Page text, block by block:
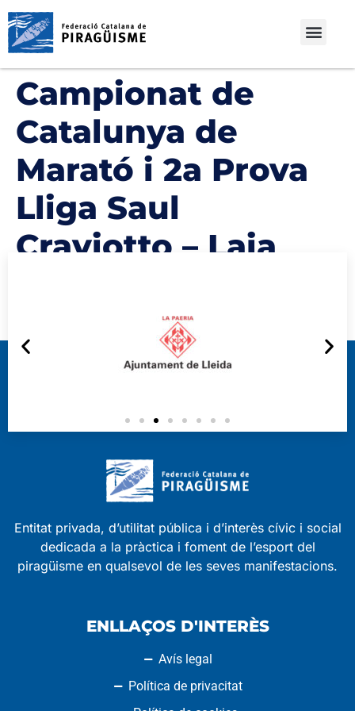
Campionat de
Catalunya de
Marató i 2a Prova
Lliga Saul
Craviotto – Laia
Entitat privada, d’utilitat pública i d’interès cívic i social
dedicada a la pràctica i foment de l’esport del
piragüisme en qualsevol de les seves manifestacions.
ENLLAÇOS D'INTERÈS
Avís legal
Política de privacitat